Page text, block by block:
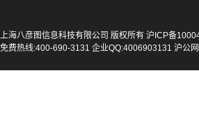
上海八彦图信息科技有限公司 版权所有 沪ICP备
免费热线:400-690-3131 企业QQ:4006903131 沪公